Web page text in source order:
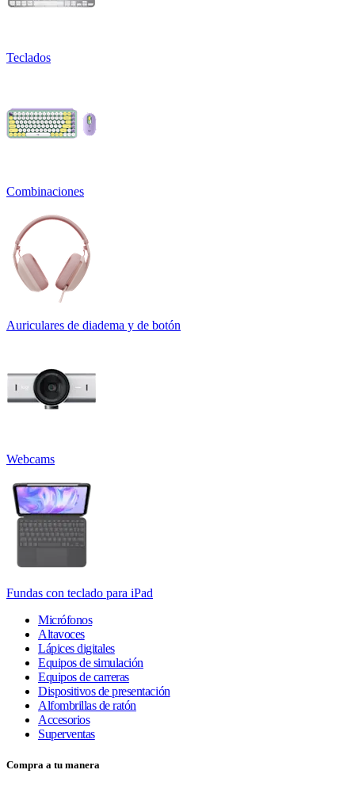
Teclados
Combinaciones
Auriculares de diadema y de botón
Webcams
Fundas con teclado para iPad
Micrófonos
Altavoces
Lápices digitales
Equipos de simulación
Equipos de carreras
Dispositivos de presentación
Alfombrillas de ratón
Accesorios
Superventas
Compra a tu manera